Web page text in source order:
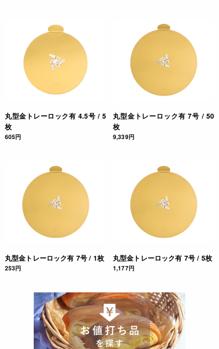
丸型金トレーロック有 4.5号 / 5
枚
605円
丸型金トレーロック有 7号 / 50
枚
9,339円
丸型金トレーロック有 7号 / 1枚
253円
丸型金トレーロック有 7号 / 5枚
1,177円